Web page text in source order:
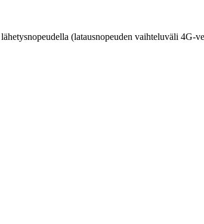
(latausnopeuden vaihteluväli